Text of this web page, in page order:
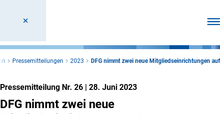
Pressemitteilungen 2023 DFG nimmt zwei neue Mitgliedseinrichtungen auf
Pressemitteilung Nr. 26 | 28. Juni 2023
DFG nimmt zwei neue